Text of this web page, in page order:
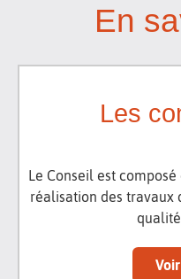
En
Les
Le Conseil est
réalisation des travaux